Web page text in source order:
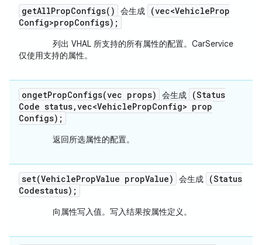
getAllPropConfigs( ) 会生成 (vec<VehicleProp
Config>propConfigs);
列出 VHAL 所支持的所有属性的配置。CarService
仅使用支持的属性。
ongetPropConfigs(vec props) 会生成
(Status
Code status,vec<VehiclePropConfig> prop
Configs);
返回所选属性的配置。
set(VehiclePropValue propValue) 会生成
(Status
Codestatus);
向属性写入值。写入结果按属性定义。